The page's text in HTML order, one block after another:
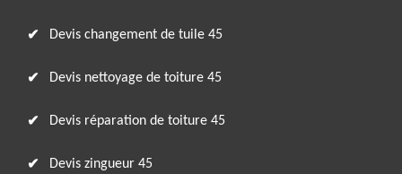
Devis changement de tuile 45
Devis nettoyage de toiture 45
Devis réparation de toiture 45
Devis zingueur 45